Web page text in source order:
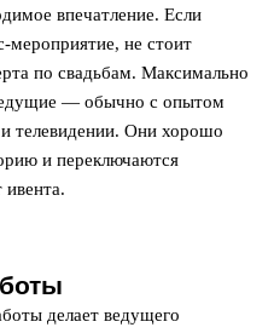
впечатление. Если
мероприятие, не стоит
по свадьбам. Максимально
— обычно с опытом
телевидении. Они хорошо
и переключаются
делает ведущего